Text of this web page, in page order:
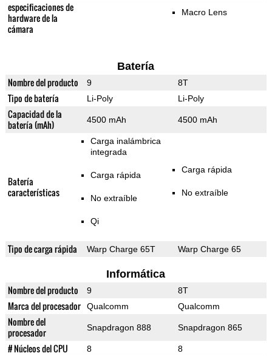
especificaciones de
hardware de la
cámara
Macro Lens
Batería
Nombre del producto 9 8T
Tipo de batería Li-Poly Li-Poly
Capacidad de la
batería (mAh)
4500 mAh 4500 mAh
Batería
características
Carga inalámbrica
integrada
Carga rápida
No extraíble
Qi
Carga rápida
No extraíble
Tipo de carga rápida Warp Charge 65T Warp Charge 65
Informática
Nombre del producto 9 8T
Marca del procesador Qualcomm Qualcomm
Nombre del
procesador
Snapdragon 888 Snapdragon 865
# Núcleos del CPU 8 8